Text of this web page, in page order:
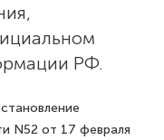
РФ.
N52 от 17 февраля